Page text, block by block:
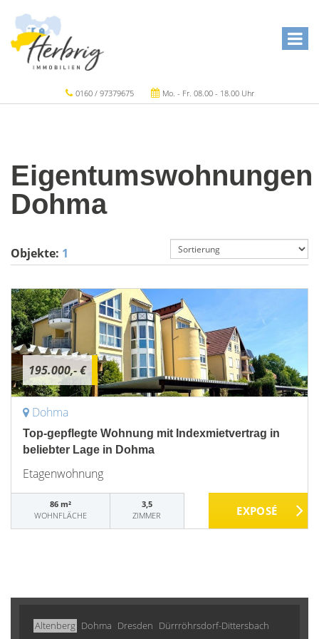
0160 / 97379675 Mo. - Fr. 08.00 - 18.00 Uhr
Eigentumswohnungen
Dohma
Objekte: 1
195.000,- €
Dohma
Top-gepflegte Wohnung mit Indexmietvertrag in
beliebter Lage in Dohma
Etagenwohnung
86 m²
WOHNFLÄCHE
3,5
ZIMMER
Altenberg Dohma Dresden Dürrröhrsdorf-Dittersbach